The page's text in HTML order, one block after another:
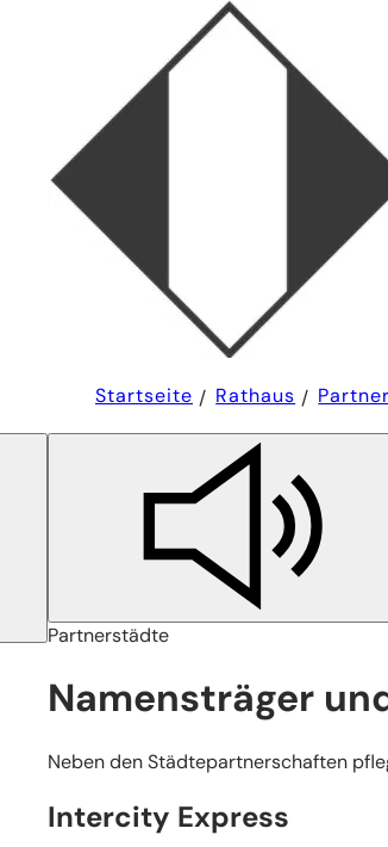
Startseite Rathaus
Partnerstädte
Namensträger
Neben den Städtepartnerschaften
Intercity Express